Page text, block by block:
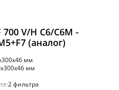
V/H C6/C6M -
(аналог)
мм
мм
2 фильтра